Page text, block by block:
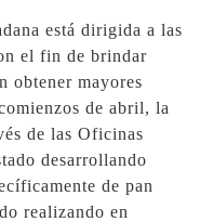
está dirigida a las
el fin de brindar
obtener mayores
de abril, la
de las Oficinas
desarrollando
de pan
realizando en